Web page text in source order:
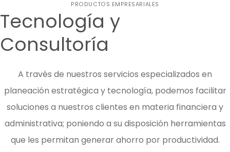
PRODUCTOS EMPRESARIALES
Tecnología y
Consultoría
A través de nuestros servicios especializados en
planeación estratégica y tecnología, podemos facilitar
soluciones a nuestros clientes en materia financiera y
administrativa; poniendo a su disposición herramientas
que les permitan generar ahorro por productividad.